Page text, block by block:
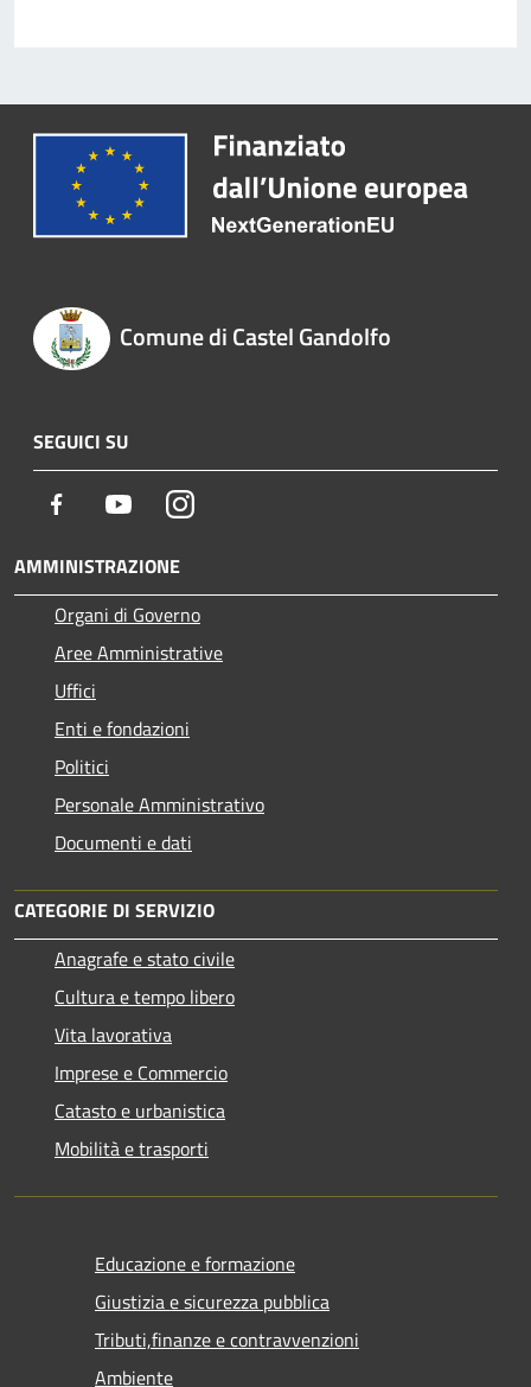
Comune di Castel Gandolfo
SEGUICI SU
Facebook YoutubeInstagram
AMMINISTRAZIONE
Organi di Governo
Aree Amministrative
Uffici
Enti e fondazioni
Politici
Personale Amministrativo
Documenti e dati
CATEGORIE DI SERVIZIO
Anagrafe e stato civile
Cultura e tempo libero
Vita lavorativa
Imprese e Commercio
Catasto e urbanistica
Mobilità e trasporti
Educazione e formazione
Giustizia e sicurezza pubblica
Tributi,finanze e contravvenzioni
Ambiente